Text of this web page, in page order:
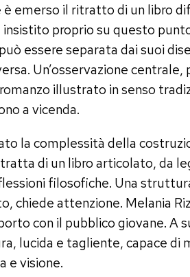
è emerso il ritratto di un libro
proprio su questo
essere separata dai suoi
Un’osservazione centrale,
illustrato in senso
a vicenda.
la complessità della
di un libro articolato, da
filosofiche. Una
chiede attenzione. Melania
con il pubblico giovane. A
lucida e tagliente, capace di
e visione.